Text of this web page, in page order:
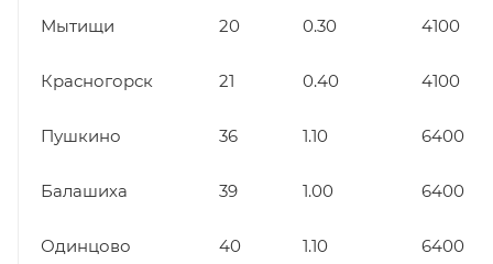
Мытищи 20 0.30 4100
Красногорск 21 0.40 4100
Пушкино 36 1.10 6400
Балашиха 39 1.00 6400
Одинцово 40 1.10 6400